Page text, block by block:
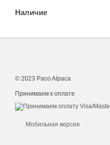
Наличие
© 2023 Paco Alpaca
Принимаем к оплате
Мобильная версия